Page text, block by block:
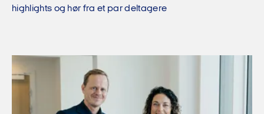
highlights og hør fra et par deltagere